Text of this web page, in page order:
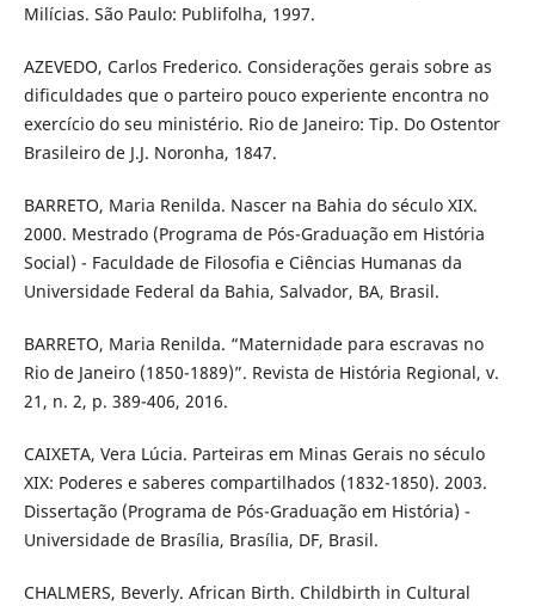
Milícias. São Paulo: Publifolha, 1997.
AZEVEDO, Carlos Frederico. Considerações gerais sobre as
dificuldades que o parteiro pouco experiente encontra no
exercício do seu ministério. Rio de Janeiro: Tip. Do Ostentor
Brasileiro de J.J. Noronha, 1847.
BARRETO, Maria Renilda. Nascer na Bahia do século XIX.
2000. Mestrado (Programa de Pós-Graduação em História
Social) - Faculdade de Filosofia e Ciências Humanas da
Universidade Federal da Bahia, Salvador, BA, Brasil.
BARRETO, Maria Renilda. “Maternidade para escravas no
Rio de Janeiro (1850-1889)”. Revista de História Regional, v.
21, n. 2, p. 389-406, 2016.
CAIXETA, Vera Lúcia. Parteiras em Minas Gerais no século
XIX: Poderes e saberes compartilhados (1832-1850). 2003.
Dissertação (Programa de Pós-Graduação em História) -
Universidade de Brasília, Brasília, DF, Brasil.
CHALMERS, Beverly. African Birth. Childbirth in Cultural